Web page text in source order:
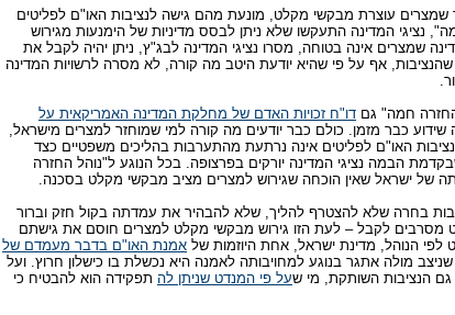
שמצרים עוצרת מבקשי מקלט, מונעת מהם גישה לנציבות האו"ם לפליטים
נציגי המדינה התעקשו שלא ניתן לבסס מדיניות של הימנעות מגירוש
שמצרים אינה בטוחה, מסרו נציגי המדינה לבג"ץ, ניתן יהיה לקבל את
אף על פי שהיא יודעת היטב מה קורה, לא מסרה לרשויות המדינה
חמה" גם דו"ח זכויות האדם של מחלקת המדינה האמריקאית על
כבר מזמן. כולם כבר יודעים מה קורה למי שמוחזר למצרים מישראל,
האו"ם לפליטים אינה נרתעת מהתערבות בהליכים משפטיים כצד
הבמה נציגי המדינה יורקים בפרצופה. בכל הנוגע ל"נוהל החזרה
של ישראל שאין הוכחה שגירוש למצרים מציב מבקשי מקלט בסכנה.
בחרה שלא להצטרף להליך, שלא להבהיר את עמדתה בקול חזק וברור
מסרבים לקבל – לעת הזו גירוש מבקשי מקלט למצרים חוסם את גישתם
הנוהל, מדינת ישראל, אחת היוזמות של אמנת האו"ם בדבר מעמדם של
מולה אתגר בנוגע למחויבותה לאמנה היא נכשלת בו כישלון חרוץ. ועל
גם הנציבות השותקת, מי שעל פי המנדט שניתן לה תפקידה הוא להבטיח כי